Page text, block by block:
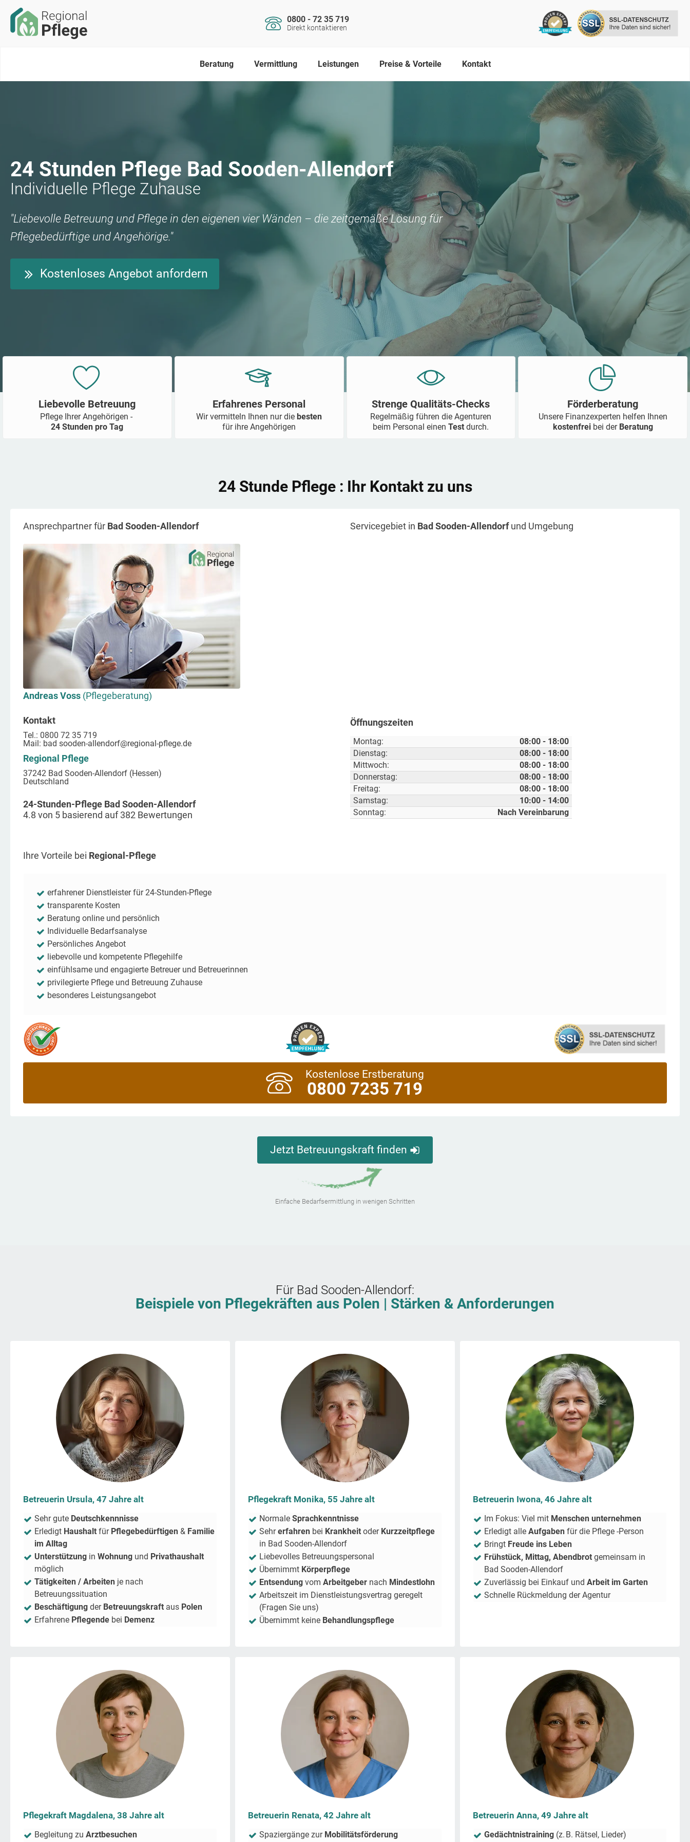
0800 - 72 35 719
Direkt kontaktieren
Beratung Vermittlung Leistungen Preise & Vorteile Kontakt
24 Stunden Pflege Bad Sooden-Allendorf
Individuelle Pflege Zuhause
"Liebevolle Betreuung und Pflege in den eigenen vier Wänden – die zeitgemäße Lösung für
Pflegebedürftige und Angehörige."
Kostenloses Angebot anfordern
Liebevolle Betreuung
Pflege Ihrer Angehörigen -
24 Stunden pro Tag
Erfahrenes Personal
Wir vermitteln Ihnen nur diebesten
für ihre Angehörigen
Strenge Qualitäts-Checks
Regelmäßig führen die Agenturen
beim Personal einenTestdurch.
Förderberatung
Unsere Finanzexperten helfen Ihnen
kostenfrei bei der Beratung
24 Stunde Pflege : Ihr Kontakt zu uns
Ansprechpartner für Bad Sooden-Allendorf
Andreas Voss (Pflegeberatung)
Kontakt
Tel.: 0800 72 35 719
Mail: bad sooden-allendorf@regional-pflege.de
Regional Pflege
37242 Bad Sooden-Allendorf (Hessen)
Deutschland
24-Stunden-Pflege Bad Sooden-Allendorf
4.8 von 5 basierend auf382 Bewertungen
Servicegebiet in Bad Sooden-Allendorfund Umgebung
Öffnungszeiten
Montag:
08:00 - 18:00
Dienstag:
08:00 - 18:00
Mittwoch:
08:00 - 18:00
Donnerstag:
08:00 - 18:00
Freitag:
08:00 - 18:00
Samstag:
10:00 - 14:00
Sonntag:
Nach Vereinbarung
Ihre Vorteile bei Regional-Pflege
erfahrener Dienstleister für 24-Stunden-Pflege
transparente Kosten
Beratung online und persönlich
Individuelle Bedarfsanalyse
Persönliches Angebot
liebevolle und kompetente Pflegehilfe
einfühlsame und engagierte Betreuer und Betreuerinnen
privilegierte Pflege und Betreuung Zuhause
besonderes Leistungsangebot
Kostenlose Erstberatung
0800 7235 719
Jetzt Betreuungskraft finden
Einfache Bedarfsermittlung in wenigen Schritten
Für Bad Sooden-Allendorf:
Beispiele von Pflegekräften aus Polen | Stärken & Anforderungen
Betreuerin Ursula, 47 Jahre alt
Sehr gute Deutschkennnisse
Erledigt Haushalt für Pflegebedürftigen & Familie
im Alltag
Unterstützung in Wohnung und Privathaushalt
möglich
Tätigkeiten / Arbeiten je nach
Betreuungssituation
Beschäftigung der Betreuungskraft aus Polen
Erfahrene Pflegende bei Demenz
Pflegekraft Monika, 55 Jahre alt
Normale Sprachkenntnisse
Sehrerfahren bei Krankheit oder Kurzzeitpflege
in Bad Sooden-Allendorf
Liebevolles Betreuungspersonal
Übernimmt Körperpflege
Entsendung vom Arbeitgeber nach Mindestlohn
Arbeitszeit im Dienstleistungsvertrag geregelt
(Fragen Sie uns)
Übernimmt keine Behandlungspflege
Betreuerin Iwona, 46 Jahre alt
Im Fokus: Viel mit Menschen unternehmen
Erledigt alle Aufgaben für die Pflege -Person
Bringt Freude ins Leben
Frühstück, Mittag, Abendbrot gemeinsam in
Bad Sooden-Allendorf
Zuverlässig bei Einkauf und Arbeit im Garten
Schnelle Rückmeldung der Agentur
Pflegekraft Magdalena, 38 Jahre alt
Begleitung zu Arztbesuchen
Betreuerin Renata, 42 Jahre alt
Spaziergänge zur Mobilitätsförderung
Betreuerin Anna, 49 Jahre alt
Gedächtnistraining (z. B. Rätsel, Lieder)